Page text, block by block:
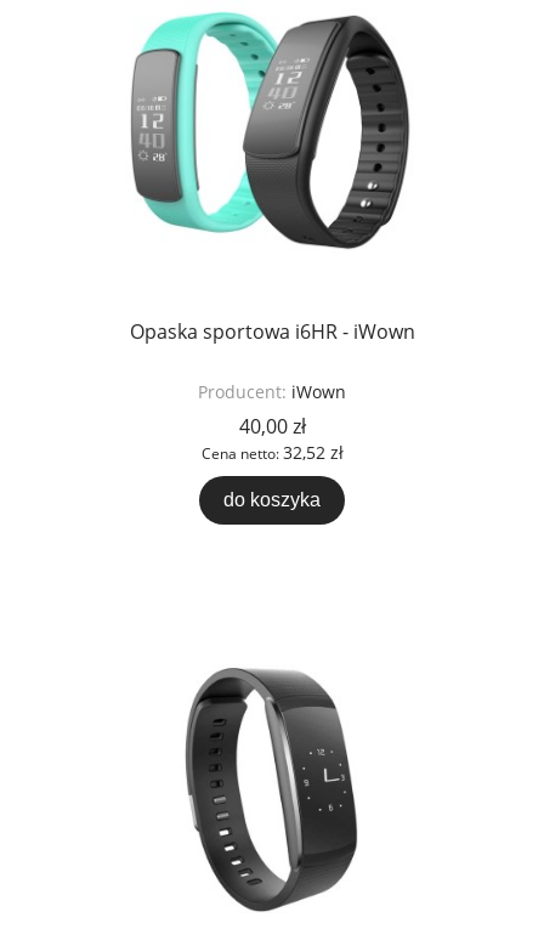
Opaska sportowa i6HR - iWown
Producent: iWown
40,00 zł
Cena netto:32,52 zł
do koszyka